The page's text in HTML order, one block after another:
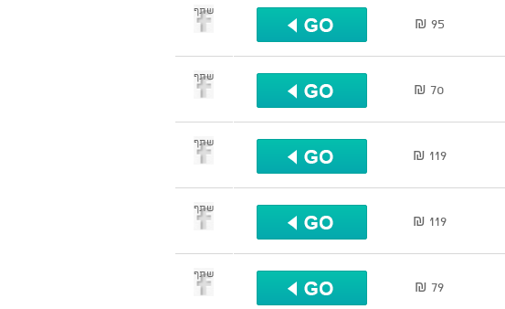
95 ₪
שתף
70 ₪
שתף
119 ₪
שתף
119 ₪
שתף
79 ₪
שתף